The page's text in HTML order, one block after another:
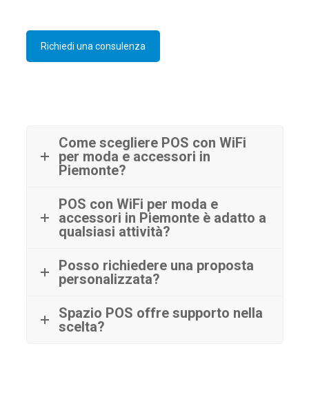
Richiedi una consulenza
Come scegliere POS con WiFi
per moda e accessori in
Piemonte?
POS con WiFi per moda e
accessori in Piemonte è adatto a
qualsiasi attività?
Posso richiedere una proposta
personalizzata?
Spazio POS offre supporto nella
scelta?